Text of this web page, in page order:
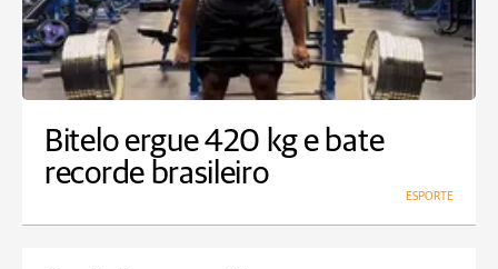
Bitelo ergue 420 kg e bate
recorde brasileiro
ESPORTE